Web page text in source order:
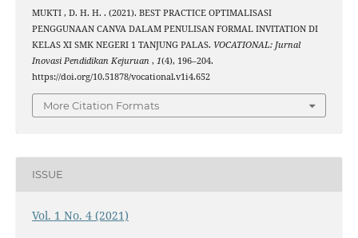
MUKTI , D. H. H. . (2021). BEST PRACTICE OPTIMALISASI
PENGGUNAAN CANVA DALAM PENULISAN FORMAL INVITATION DI
KELAS XI SMK NEGERI 1 TANJUNG PALAS. VOCATIONAL: Jurnal
Inovasi Pendidikan Kejuruan , 1(4), 196–204.
https://doi.org/10.51878/vocational.v1i4.652
More Citation Formats
ISSUE
Vol. 1 No. 4 (2021)